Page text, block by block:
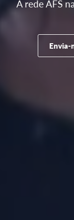
A rede AFS
Envia-